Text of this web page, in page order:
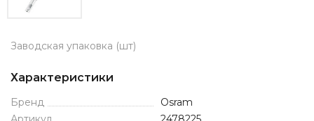
Заводская упаковка (шт)
Характеристики
Бренд
Osram